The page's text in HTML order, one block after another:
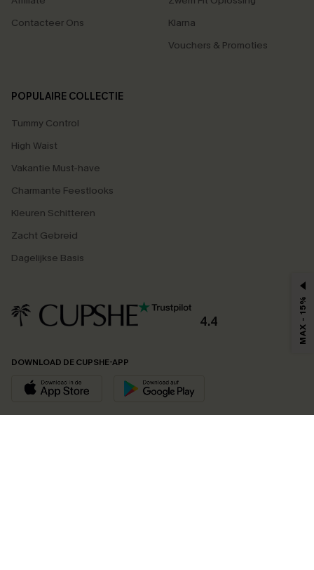
Contacteer Ons
Klarna
Vouchers & Promoties
POPULAIRE COLLECTIE
Tummy Control
High Waist
Vakantie Must-have
Charmante Feestlooks
Kleuren Schitteren
Zacht Gebreid
Dagelijkse Basis
4.4
DOWNLOAD DE CUPSHE-APP
MAX - 15%